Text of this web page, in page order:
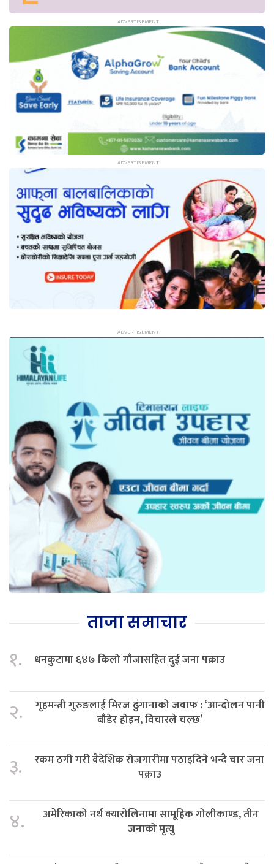
ताजा समाचार
१. धनकुटामा ६४७ किलो गाँजासहित दुई जना पक्राउ
२.
गृहमन्त्री गुरुङलाई मिरज ढुंगानाको जवाफ : ‘आन्दोलन पानी
बाँडेर होइन, विचारले चल्छ’
३.
रकम ठगी गरी वैदेशिक रोजगारीमा पठाइदिने भन्दै चार जना
पक्राउ
४.
अमेरिकाको नर्थ क्यारोलिनामा सामूहिक गोलीकाण्ड, तीन
जनाको मृत्यु